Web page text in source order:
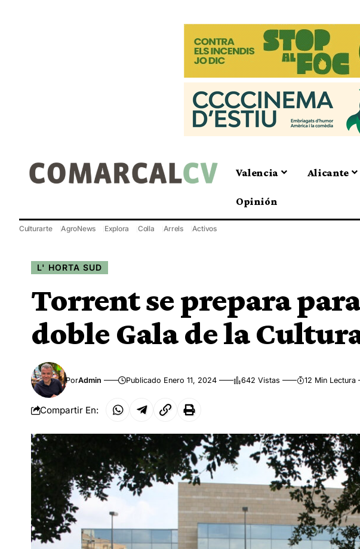
Valencia Alicante
Opinión
Culturarte AgroNews Explora Colla Arrels Activos
L' HORTA SUD
Torrent se prepara
doble Gala de la
PorAdmin Publicado Enero 11, 2024 642 Vistas 12 Min Lectura
Compartir En: